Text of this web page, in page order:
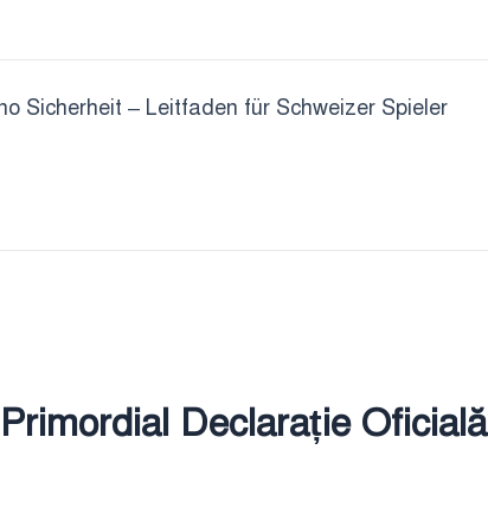
Sicherheit – Leitfaden für Schweizer Spieler
Declarație Oficială